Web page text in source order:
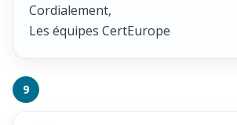
Cordialement,
Les équipes CertEurope